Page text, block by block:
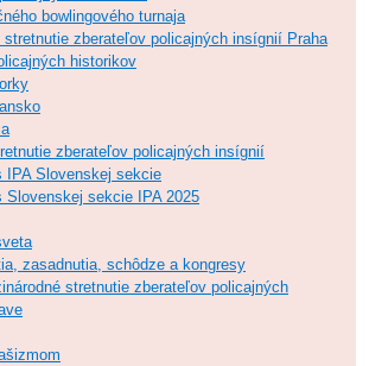
bowlingového turnaja
stretnutie zberateľov policajných insígnií Praha
historikov
zberateľov policajných insígnií
IPA Slovenskej sekcie
Slovenskej sekcie IPA 2025
zasadnutia, schôdze a kongresy
stretnutie zberateľov policajných